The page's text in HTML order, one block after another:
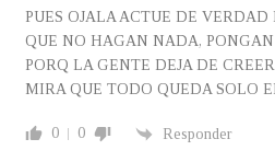
PUES OJALA ACTUE DE VERDAD
QUE NO HAGAN NADA,
PORQ LA GENTE DEJA DE
MIRA QUE TODO QUEDA SOLO
0 0 Responder